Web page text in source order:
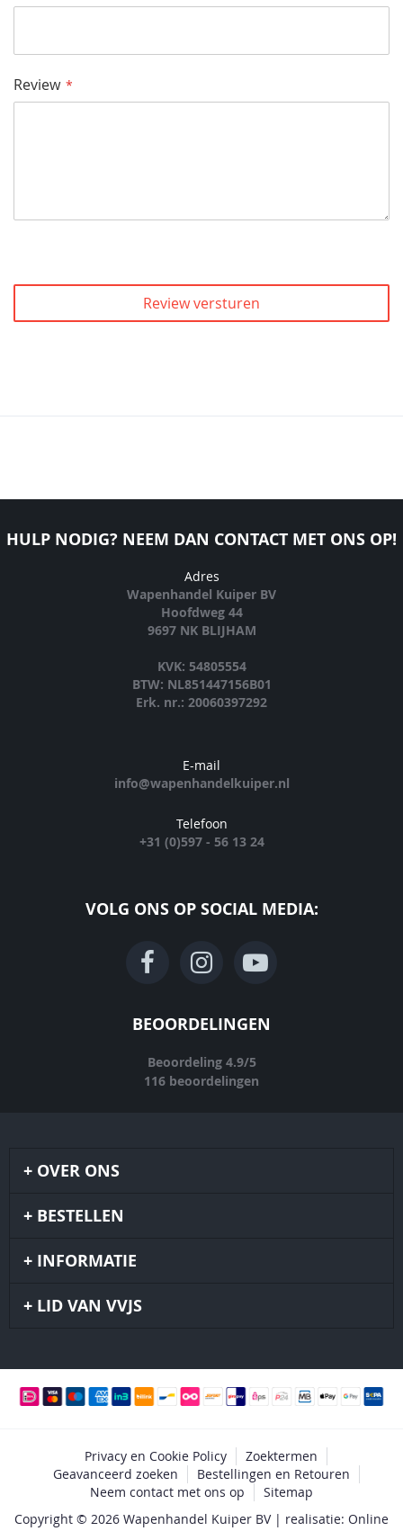
Review
Review versturen
HULP NODIG? NEEM DAN CONTACT MET ONS OP!
Adres
Wapenhandel Kuiper BV
Hoofdweg 44
9697 NK BLIJHAM
KVK: 54805554
BTW: NL851447156B01
Erk. nr.: 20060397292
E-mail
info@wapenhandelkuiper.nl
Telefoon
+31 (0)597 - 56 13 24
VOLG ONS OP SOCIAL MEDIA:
BEOORDELINGEN
Beoordeling 4.9/5
116 beoordelingen
OVER ONS
BESTELLEN
INFORMATIE
LID VAN VVJS
Privacy en Cookie Policy
Zoektermen
Geavanceerd zoeken
Bestellingen en Retouren
Neem contact met ons op
Sitemap
Copyright © 2026 Wapenhandel Kuiper BV | realisatie: Online